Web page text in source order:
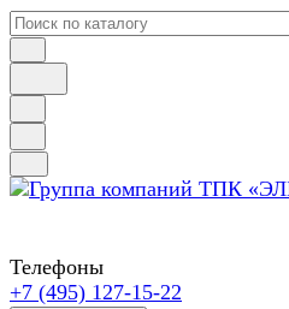
Телефоны
+7 (495) 127-15-22